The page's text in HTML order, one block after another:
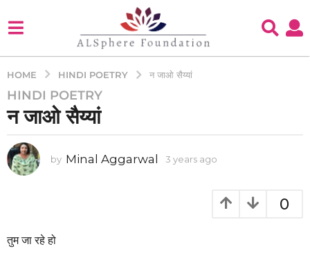
HOME HINDI POETRY न जाओ सैय्यां
3
y
a
r
3
HINDI POETRY
न जाओ सैय्यां
by Minal Aggarwal 3 years ago
a
0
तुम जा रहे हो